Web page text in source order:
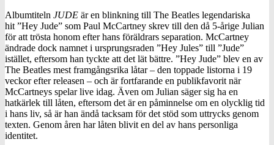
Albumtiteln JUDE är en blinkning till The Beatles legendariska
hit ”Hey Jude” som Paul McCartney skrev till den då 5-årige Julian
för att trösta honom efter hans föräldrars separation. McCartney
ändrade dock namnet i ursprungsraden ”Hey Jules” till ”Jude”
istället, eftersom han tyckte att det lät bättre. ”Hey Jude” blev en av
The Beatles mest framgångsrika låtar – den toppade listorna i 19
veckor efter releasen – och är fortfarande en publikfavorit när
McCartneys spelar live idag. Även om Julian säger sig ha en
hatkärlek till låten, eftersom det är en påminnelse om en olycklig tid
i hans liv, så är han ändå tacksam för det stöd som uttrycks genom
texten. Genom åren har låten blivit en del av hans personliga
identitet.